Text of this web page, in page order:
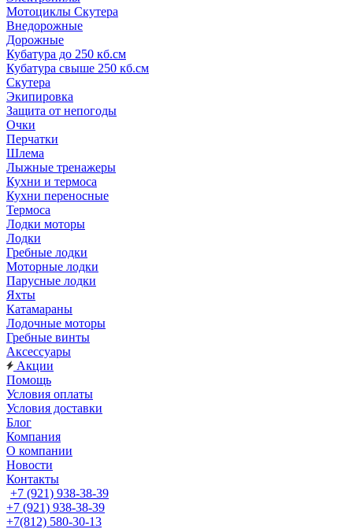
Мотоциклы Скутера
Внедорожные
Дорожные
Кубатура до 250 кб.см
Кубатура свыше 250 кб.см
Скутера
Экипировка
Защита от непогоды
Очки
Перчатки
Шлема
Лыжные тренажеры
Кухни и термоса
Кухни переносные
Термоса
Лодки моторы
Лодки
Гребные лодки
Моторные лодки
Парусные лодки
Яхты
Катамараны
Лодочные моторы
Гребные винты
Аксессуары
Акции
Помощь
Условия оплаты
Условия доставки
Блог
Компания
О компании
Новости
Контакты
+7 (921) 938-38-39
+7 (921) 938-38-39
+7(812) 580-30-13